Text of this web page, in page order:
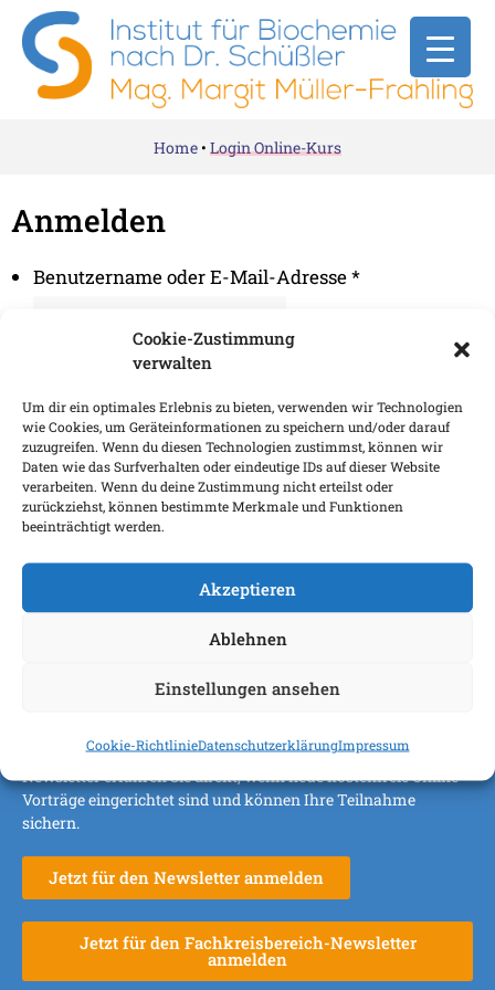
Cookie-Zustimmung
verwalten
Um dir ein optimales Erlebnis zu bieten, verwenden wir Technologien
wie Cookies, um Geräteinformationen zu speichern und/oder darauf
zuzugreifen. Wenn du diesen Technologien zustimmst, können wir
Daten wie das Surfverhalten oder eindeutige IDs auf dieser Website
verarbeiten. Wenn du deine Zustimmung nicht erteilst oder
zurückziehst, können bestimmte Merkmale und Funktionen
beeinträchtigt werden.
Akzeptieren
Ablehnen
Einstellungen ansehen
Cookie-RichtlinieDatenschutzerklärungImpressum
Home • Login Online-Kurs
Anmelden
Benutzername oder E-Mail-Adresse*
Angemeldet bleiben
Anmeldung
Passwort vergessen?
Sie bekommen aktuelle Tipps und Informationen. Über den
Newsletter erfahren Sie direkt, wenn neue kostenfreie Online-
Vorträge eingerichtet sind und können Ihre Teilnahme
sichern.
Jetzt für den Newsletter anmelden
Jetzt für den Fachkreisbereich-Newsletter
anmelden